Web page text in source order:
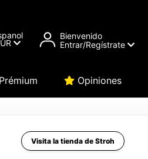
Bienvenido
Entrar/Regístrate
Opiniones
Visita la tienda de Stroh